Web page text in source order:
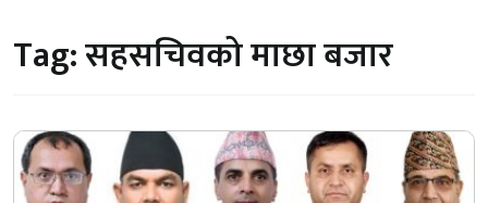
Tag:सहसचिवको माछा बजार